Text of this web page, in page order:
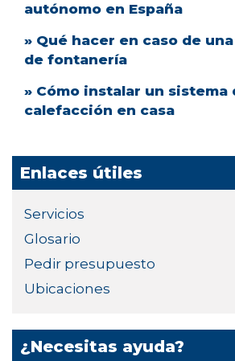
autónomo en España
» Qué hacer en caso de
de fontanería
» Cómo instalar un sistema
calefacción en casa
Enlaces útiles
Servicios
Glosario
Pedir presupuesto
Ubicaciones
¿Necesitas ayuda?